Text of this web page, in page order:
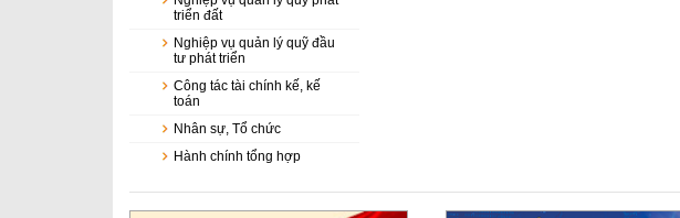
triển đất
Nghiệp vụ quản lý quỹ đầu
tư phát triển
Công tác tài chính kế, kế
toán
Nhân sự, Tổ chức
Hành chính tổng hợp